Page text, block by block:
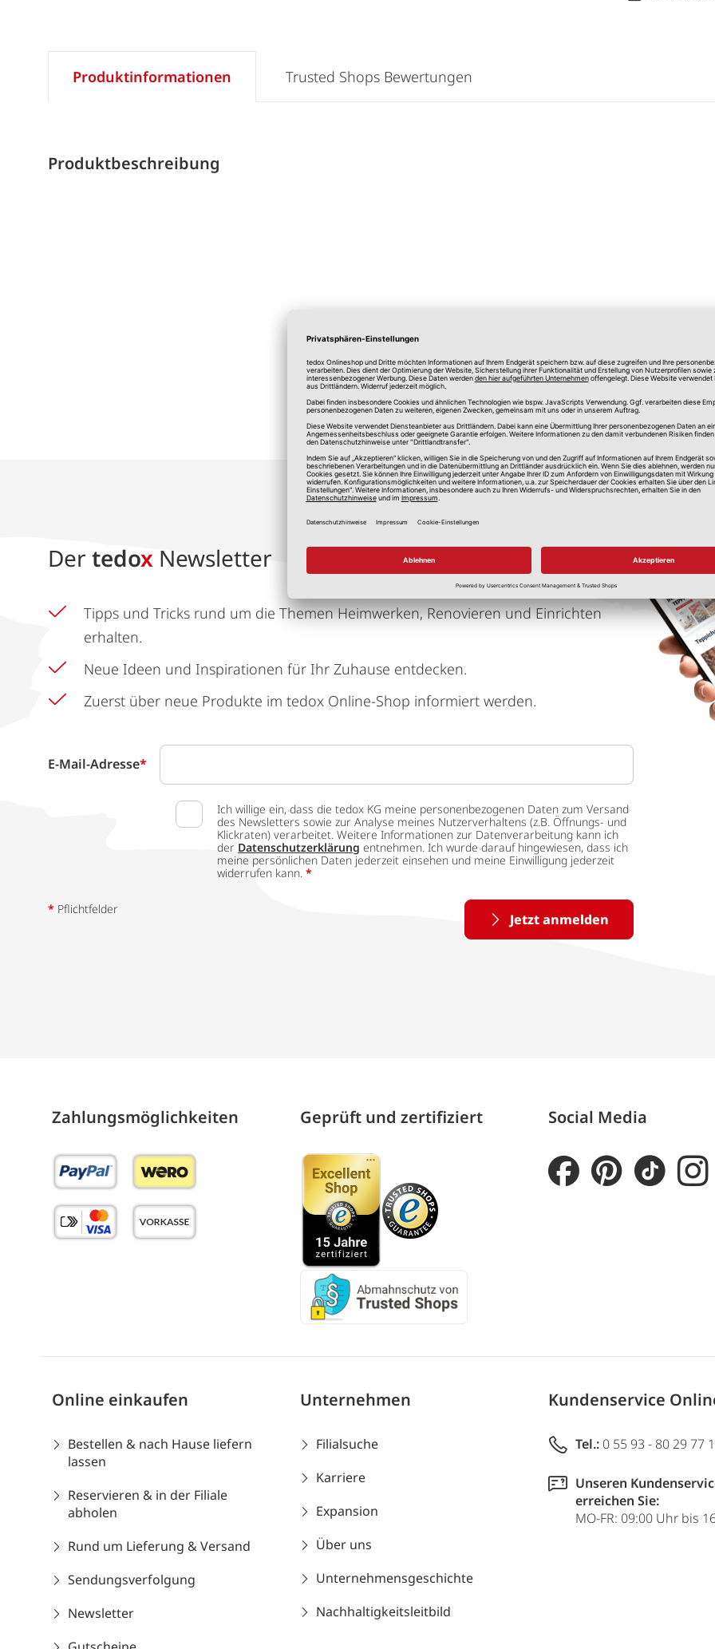
Produktinformationen
Produktbeschreibung
Trusted Shops Bewertungen
*Alle Preise in Euro, inkl. gesetzlicher Mehrwertsteuer, zzgl.
Der tedox Newsletter
Tipps und Tricks rund um die Themen Heimwerken, Renovieren und Einrichten
erhalten.
Neue Ideen und Inspirationen für Ihr Zuhause entdecken.
Zuerst über neue Produkte im tedox Online-Shop informiert werden.
E-Mail-Adresse*
Ich willige ein, dass die tedox KG meine personenbezogenen Daten zum Versand
des Newsletters sowie zur Analyse meines Nutzerverhaltens (z.B. Öffnungs- und
Klickraten) verarbeitet. Weitere Informationen zur Datenverarbeitung kann ich
der Datenschutzerklärung entnehmen. Ich wurde darauf hingewiesen, dass ich
meine persönlichen Daten jederzeit einsehen und meine Einwilligung jederzeit
widerrufen kann. *
Jetzt anmelden
* Pflichtfelder
Zahlungs­möglich­keiten Geprüft und zertifiziert Social Media
Online einkaufen
Bestellen & nach Hause liefern
lassen
Reservieren & in der Filiale
abholen
Rund um Lieferung & Versand
Sendungsverfolgung
Newsletter
Unternehmen
Filialsuche
Karriere
Expansion
Über uns
Unternehmensgeschichte
Nachhaltigkeitsleitbild
Kundenservice
Tel.: 0 55 93 - 80 29 77
Unseren
erreichen Sie:
MO-FR: 09:00 Uhr bis